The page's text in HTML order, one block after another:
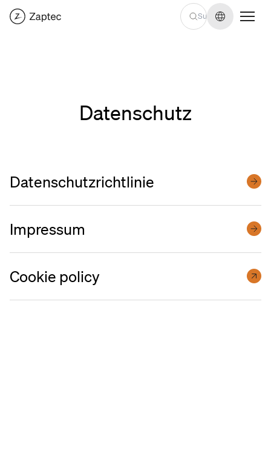
Sprache
Datenschutz
Datenschutzrichtlinie
Impressum
Cookie policy